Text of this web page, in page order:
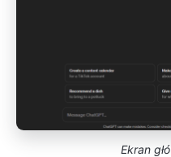
Ekran